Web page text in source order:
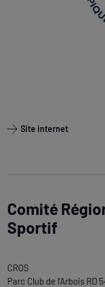
Site internet
Comité
Sportif
CROS
Parc Club de l’Arbois RD